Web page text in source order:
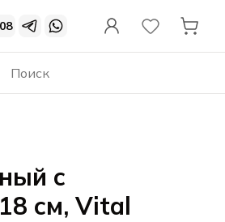
с
см, Vital